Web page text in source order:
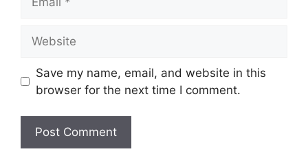
Save my name, email, and website in this
browser for the next time I comment.